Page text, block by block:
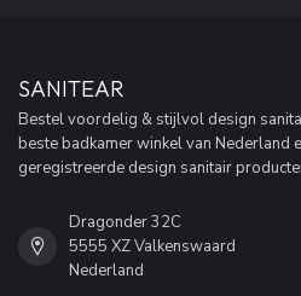
SANITEAR
Bestel voordelig & stijlvol design
beste badkamer winkel van Nederland
geregistreerde design sanitair
Dragonder 32C
5555 XZ Valkenswaard
Nederland